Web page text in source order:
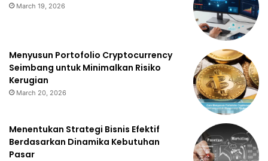
March 19, 2026
Menyusun Portofolio Cryptocurrency
Seimbang untuk Minimalkan Risiko
Kerugian
March 20, 2026
Menentukan Strategi Bisnis Efektif
Berdasarkan Dinamika Kebutuhan
Pasar